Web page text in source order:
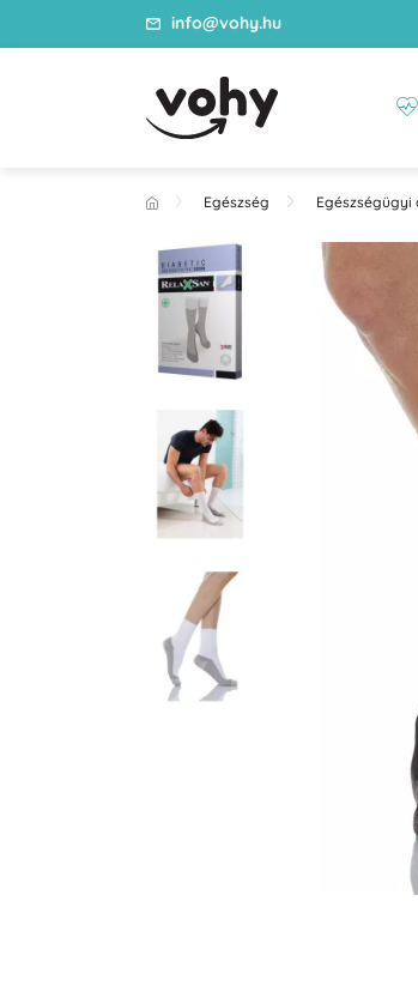
info@vohy.hu
Egészség Egészségügyi